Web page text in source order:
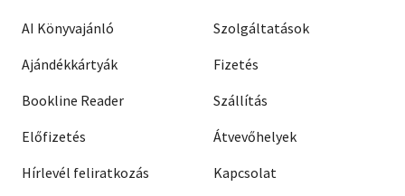
AI Könyvajánló
Ajándékkártyák
Bookline Reader
Előfizetés
Hírlevél feliratkozás
Szolgáltatások
Fizetés
Szállítás
Átvevőhelyek
Kapcsolat